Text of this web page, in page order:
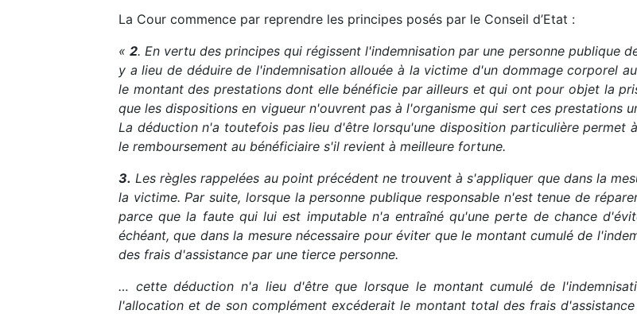
La Cour commence par reprendre les principes posés par le Conseil d’Etat :
«2. En vertu des principes qui régissent l'indemnisation par une personne publique
y a lieu de déduire de l'indemnisation allouée à la victime d'un dommage corporel
le montant des prestations dont elle bénéficie par ailleurs et qui ont pour objet la
que les dispositions en vigueur n'ouvrent pas à l'organisme qui sert ces prestations
La déduction n'a toutefois pas lieu d'être lorsqu'une disposition particulière permet
le remboursement au bénéficiaire s'il revient à meilleure fortune.
3. Les règles rappelées au point précédent ne trouvent à s'appliquer que dans la
la victime. Par suite, lorsque la personne publique responsable n'est tenue de
parce que la faute qui lui est imputable n'a entraîné qu'une perte de chance
échéant, que dans la mesure nécessaire pour éviter que le montant cumulé de
des frais d'assistance par une tierce personne.
… cette déduction n'a lieu d'être que lorsque le montant cumulé de
l'allocation et de son complément excéderait le montant total des frais